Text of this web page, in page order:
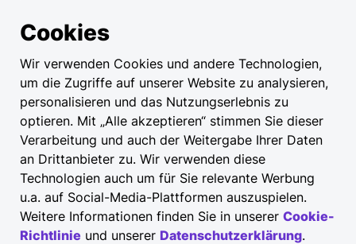
Ort
Unternehmensart
Möchten Sie zertifizierter Partner werden?
Cookies
Wir verwenden Cookies und andere Technologien,
um die Zugriffe auf unserer Website zu analysieren,
personalisieren und das Nutzungserlebnis zu
optieren. Mit „Alle akzeptieren“ stimmen Sie dieser
Verarbeitung und auch der Weitergabe Ihrer Daten
an Drittanbieter zu. Wir verwenden diese
Technologien auch um für Sie relevante Werbung
u.a. auf Social-Media-Plattformen auszuspielen.
Weitere Informationen finden Sie in unserer Cookie-
Richtlinie und unserer Datenschutzerklärung.